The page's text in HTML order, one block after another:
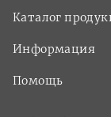
Каталог
Информация
Помощь